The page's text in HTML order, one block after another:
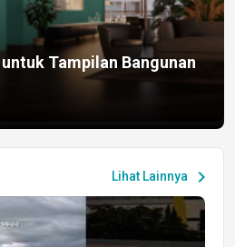
Tampilan Bangunan
Lihat Lainnya chevron_right